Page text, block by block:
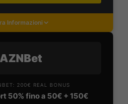
Informazioni
200€ REAL BONUS
50% fino a 50€ + 150€